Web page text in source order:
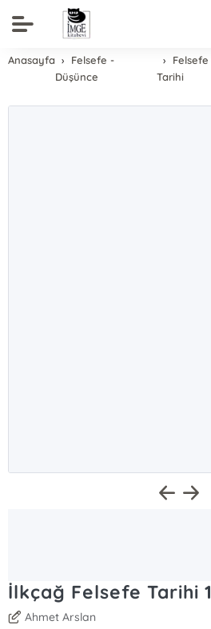
Anasayfa
Felsefe -
Düşünce
Felsefe
Tarihi
İlkçağ Felsefe Tarihi 1
Ahmet Arslan